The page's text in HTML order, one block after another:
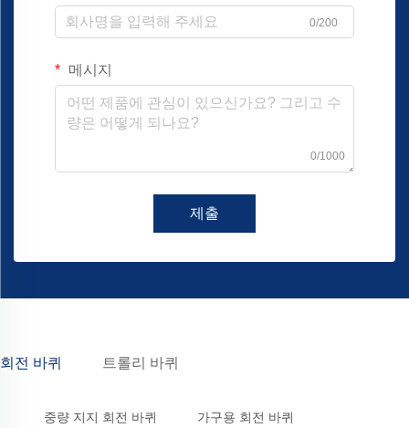
0/200
메시지
0/1000
제출
회전 바퀴 트롤리 바퀴
중량 지지 회전 바퀴 가구용 회전 바퀴